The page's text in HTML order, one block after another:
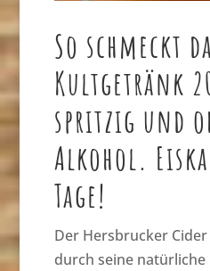
So schmeckt
Kultgetränk
spritzig und
Alkohol.
Tage!
Der Hersbrucker
durch seine natürliche